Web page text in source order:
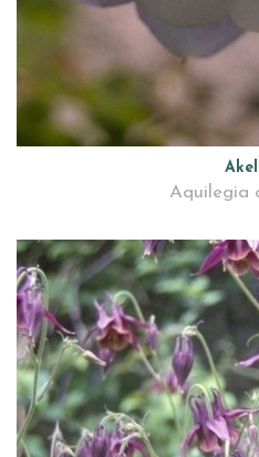
Aquilegia